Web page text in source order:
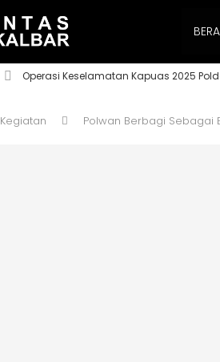
Operasi Keselamatan Kapuas 2025
Kegiatan Polwan Berbagi Sebagai